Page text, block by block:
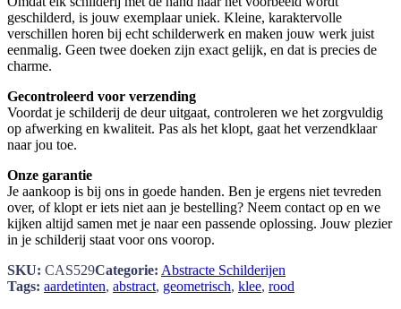
geschilderd, is jouw exemplaar uniek. Kleine, karaktervolle
verschillen horen bij echt schilderwerk en maken jouw werk juist
eenmalig. Geen twee doeken zijn exact gelijk, en dat is precies de
charme.
Gecontroleerd voor verzending
Voordat je schilderij de deur uitgaat, controleren we het zorgvuldig
op afwerking en kwaliteit. Pas als het klopt, gaat het verzendklaar
naar jou toe.
Onze garantie
Je aankoop is bij ons in goede handen. Ben je ergens niet tevreden
over, of klopt er iets niet aan je bestelling? Neem contact op en we
kijken altijd samen met je naar een passende oplossing. Jouw plezier
in je schilderij staat voor ons voorop.
SKU: CAS529Categorie: Abstracte Schilderijen
Tags: aardetinten, abstract, geometrisch, klee, rood